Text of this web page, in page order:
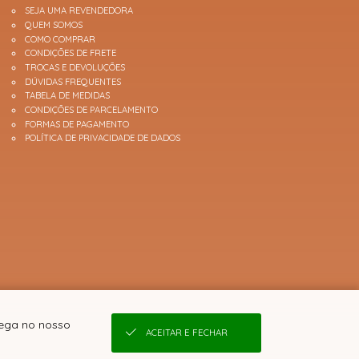
SEJA UMA REVENDEDORA
QUEM SOMOS
COMO COMPRAR
CONDIÇÕES DE FRETE
TROCAS E DEVOLUÇÕES
DÚVIDAS FREQUENTES
TABELA DE MEDIDAS
CONDIÇÕES DE PARCELAMENTO
FORMAS DE PAGAMENTO
POLÍTICA DE PRIVACIDADE DE DADOS
no nosso
ACEITAR E FECHAR